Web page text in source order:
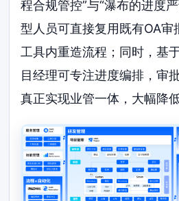
程合规管控”与“瀑布的进度
型人员可直接复用既有OA审
工具内重造流程；同时，基
目经理可专注进度编排，审
真正实现业管一体，大幅降